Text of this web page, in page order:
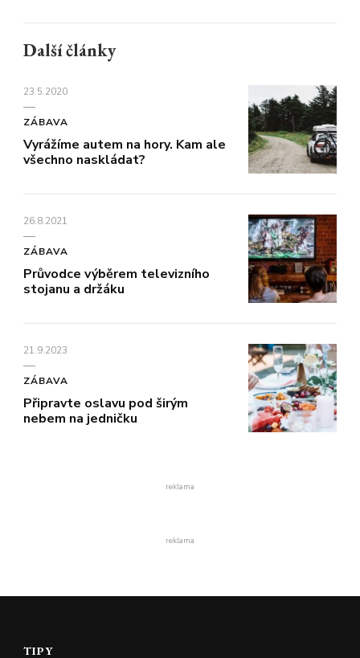
Další články
23.5.2020
ZÁBAVA
Vyrážíme autem na hory. Kam ale
všechno naskládat?
26.8.2021
ZÁBAVA
Průvodce výběrem televizního
stojanu a držáku
21.9.2023
ZÁBAVA
Připravte oslavu pod širým
nebem na jedničku
reklama
reklama
TIPY